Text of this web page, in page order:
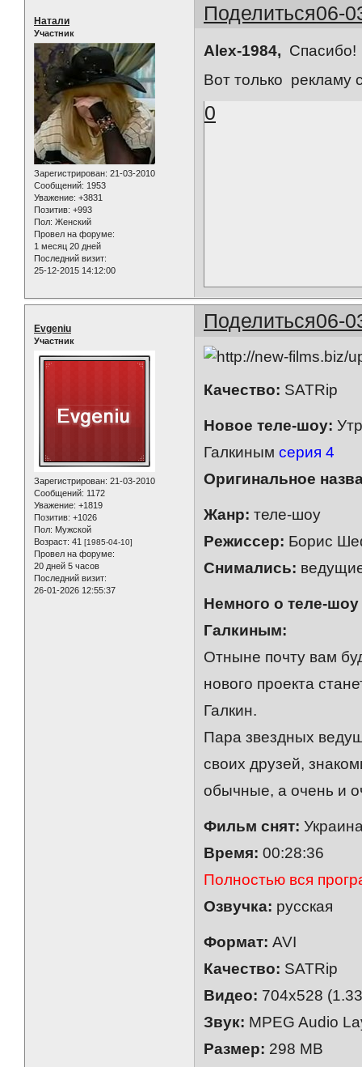
Поделиться06-
Натали
Участник
Зарегистрирован: 21-03-2010
Сообщений: 1953
Уважение: +3831
Позитив: +993
Пол: Женский
Провел на форуме:
1 месяц 20 дней
Последний визит:
25-12-2015 14:12:00
Alex-1984,
Вот только рекламу
0
Поделиться06-
Evgeniu
Участник
Зарегистрирован: 21-03-2010
Сообщений: 1172
Уважение: +1819
Позитив: +1026
Пол: Мужской
Возраст: 41 [1985-04-10]
Провел на форуме:
20 дней 5 часов
Последний визит:
26-01-2026 12:55:37
Качество: SATRip
Новое теле-шоу:
Галкинымсерия 4
Оригинальное
Жанр:теле-шоу
Режиссер: Борис
Снимались:
Немного о теле-
Галкиным:
Отныне почту вам
нового проекта
Галкин.
Пара звездных
своих друзей,
обычные, а очень и
Фильм снят:
Время:00:28:36
Полностью вся
Озвучка: русская
Формат: AVI
Качество: SATRip
Видео: 704x528
Звук: MPEG Audio
Размер: 298 MB